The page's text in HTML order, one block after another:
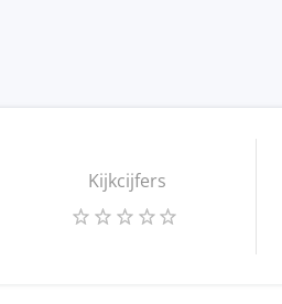
Kijkcijfers